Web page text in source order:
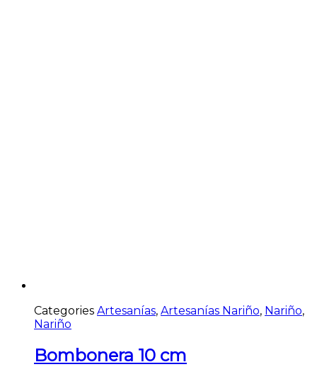
Categories Artesanías, Artesanías Nariño, Nariño,
Nariño
Bombonera 10 cm